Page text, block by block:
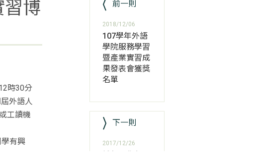
博
時30分
外語人
工讀機
有興
前一則
2018/12/06
107學年外語
學院服務學習
暨產業實習成
果發表會獲獎
名單
下一則
2017/12/26